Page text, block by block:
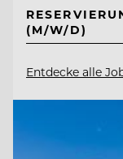
(M/W/D)
Entdecke alle